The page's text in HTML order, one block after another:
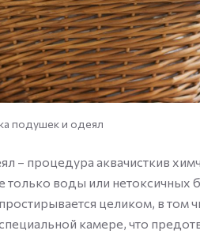
подушек и одеял
– процедура аквачисткив
только воды или нетоксичных
целиком, в том
камере, что